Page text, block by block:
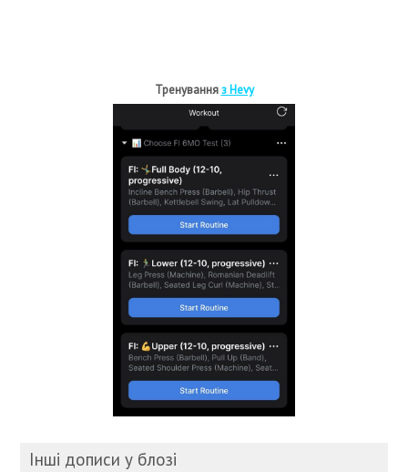
Тренуванняз Hevy
Інші дописи у блозі